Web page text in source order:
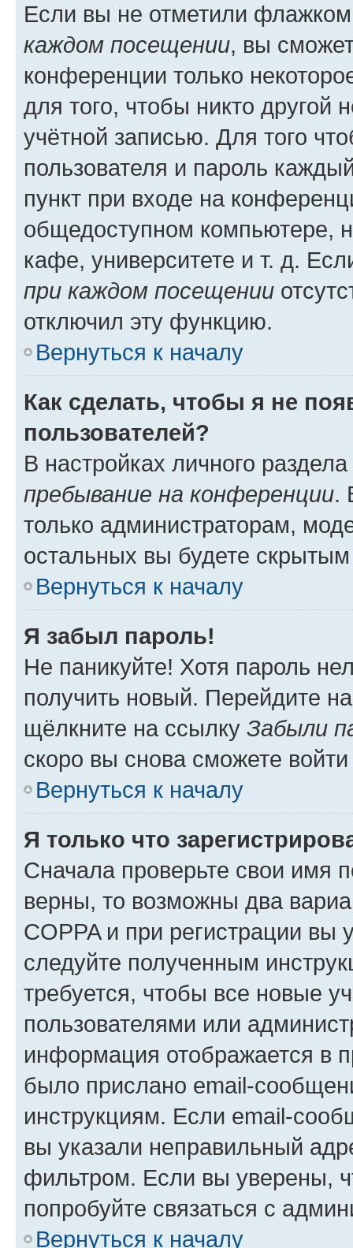
Если вы не отметили
каждом посещении, вы
конференции только
для того, чтобы никто другой
учётной записью. Для того
пользователя и пароль
пункт при входе на
общедоступном компьютере,
кафе, университете и т. д.
при каждом посещении
отключил эту функцию.
Вернуться к началу
Как сделать, чтобы я не
пользователей?
В настройках личного
пребывание на конференции.
только администраторам,
остальных вы будете
Вернуться к началу
Я забыл пароль!
Не паникуйте! Хотя пароль
получить новый. Перейдите
щёлкните на ссылку Забыли
скоро вы снова сможете
Вернуться к началу
Я только что
Сначала проверьте свои имя
верны, то возможны два
COPPA и при регистрации вы
следуйте полученным
требуется, чтобы все новые
пользователями или
информация отображается в
было прислано email-
инструкциям. Если email-
вы указали неправильный
фильтром. Если вы уверены,
попробуйте связаться с
Вернуться к началу